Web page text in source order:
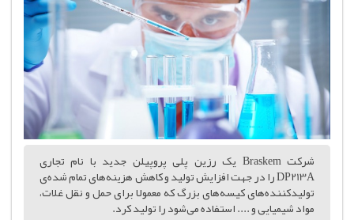
شرکت Braskem یک رزین پلی پروپیلن جدید با نام تجاری
DP213A را در جهت افزایش تولید و کاهش هزینه‌های تمام شده‌ی
تولیدکننده‌های کیسه‌های بزرگ که معمولا برای حمل و نقل غلات،
مواد شیمیایی و .... استفاده می‌شود را تولید کرد.